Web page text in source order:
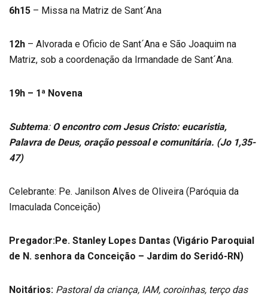
6h15 – Missa na Matriz de Sant´Ana
12h – Alvorada e Oficio de Sant´Ana e São Joaquim na
Matriz, sob a coordenação da Irmandade de Sant´Ana.
19h – 1ª Novena
Subtema: O encontro com Jesus Cristo: eucaristia,
Palavra de Deus, oração pessoal e comunitária. (Jo 1,35-
47)
Celebrante: Pe. Janilson Alves de Oliveira (Paróquia da
Imaculada Conceição)
Pregador:Pe. Stanley Lopes Dantas (Vigário Paroquial
de N. senhora da Conceição – Jardim do Seridó-RN)
Noitários: Pastoral da criança, IAM, coroinhas, terço das